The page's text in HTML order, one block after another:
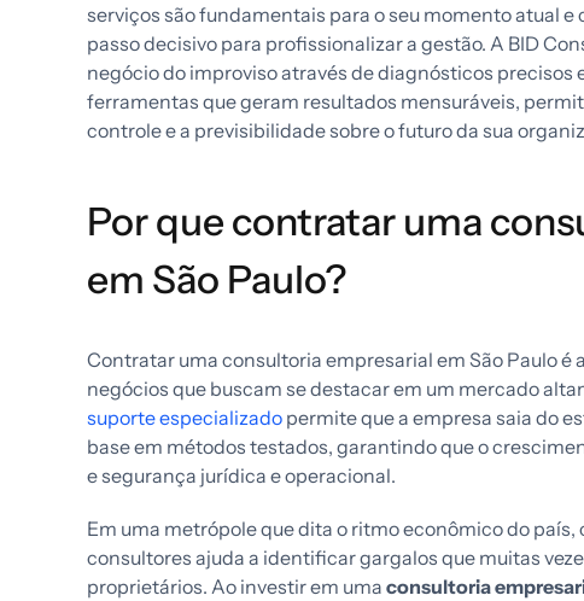
serviços são fundamentais para o seu momento atual
passo decisivo para profissionalizar a gestão. A BID
negócio do improviso através de diagnósticos
ferramentas que geram resultados mensuráveis,
controle e a previsibilidade sobre o futuro da sua
Por que contratar uma
em São Paulo?
Contratar uma consultoria empresarial em São Paulo é
negócios que buscam se destacar em um mercado
suporte especializado permite que a empresa saia do
base em métodos testados, garantindo que o
e segurança jurídica e operacional.
Em uma metrópole que dita o ritmo econômico do
consultores ajuda a identificar gargalos que muitas
proprietários. Ao investir em uma consultoria